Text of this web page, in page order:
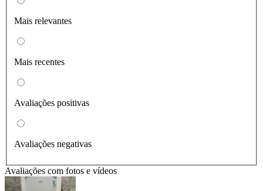
Mais relevantes
Mais recentes
Avaliações positivas
Avaliações negativas
Avaliações com fotos e vídeos